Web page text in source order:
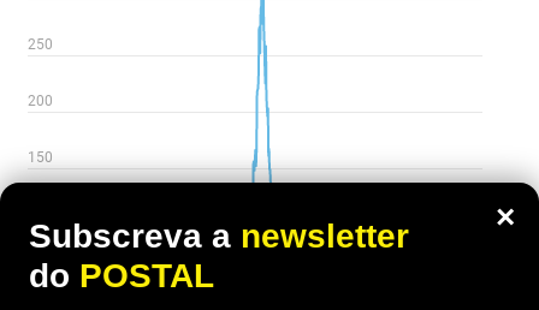
×
Subscreva a newsletter
do POSTAL